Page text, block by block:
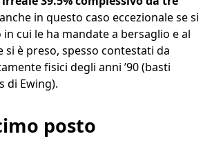
in questo caso eccezionale se si
cui le ha mandate a bersaglio e al
si è preso, spesso contestati da
fisici degli anni ’90 (basti
di Ewing).
posto